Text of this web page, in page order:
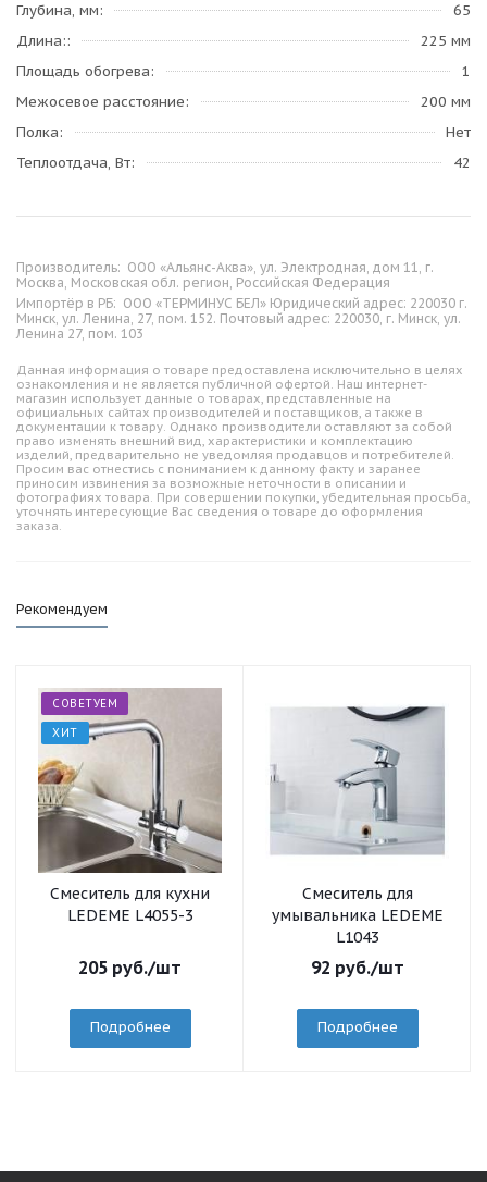
Глубина, мм
65
Длина:
225 мм
Площадь обогрева
1
Межосевое расстояние
200 мм
Полка
Нет
Теплоотдача, Вт
42
Производитель: ООО «Альянс-Аква», ул. Электродная, дом 11, г.
Москва, Московская обл. регион, Российская Федерация
Импортёр в РБ: ООО «ТЕРМИНУС БЕЛ» Юридический адрес: 220030 г.
Минск, ул. Ленина, 27, пом. 152. Почтовый адрес: 220030, г. Минск, ул.
Ленина 27, пом. 103
Данная информация о товаре предоставлена исключительно в целях
ознакомления и не является публичной офертой. Наш интернет-
магазин использует данные о товарах, представленные на
официальных сайтах производителей и поставщиков, а также в
документации к товару. Однако производители оставляют за собой
право изменять внешний вид, характеристики и комплектацию
изделий, предварительно не уведомляя продавцов и потребителей.
Просим вас отнестись с пониманием к данному факту и заранее
приносим извинения за возможные неточности в описании и
фотографиях товара. При совершении покупки, убедительная просьба,
уточнять интересующие Вас сведения о товаре до оформления
заказа.
Рекомендуем
СОВЕТУЕМ
ХИТ
Смеситель для кухни
LEDEME L4055-3
205 руб./шт
Подробнее
Смеситель для
умывальника LEDEME
L1043
92 руб./шт
Подробнее